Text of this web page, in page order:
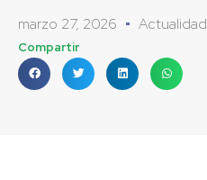
marzo 27, 2026 Actualidad
Compartir